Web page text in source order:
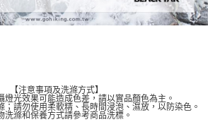
【注意事項及洗滌方式】
燈光效果可能造成色差，請以實品顏色為主。
；請勿使用柔軟精、長時間浸泡、濕放，以防染色。
洗滌和保養方式請參考商品洗標。